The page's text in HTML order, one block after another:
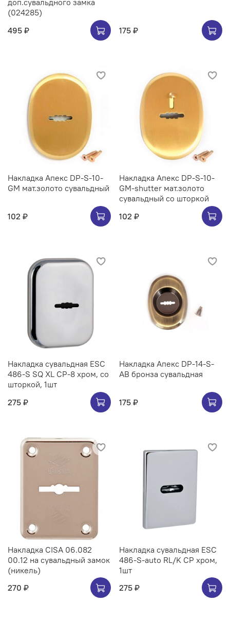
доп.сувальдного замка
(024285)
495 ₽
175 ₽
Накладка Апекс DP-S-10-
GM мат.золото сувальдный
102 ₽
Накладка Апекс DP-S-10-
GM-shutter мат.золото
сувальдный со шторкой
102 ₽
Накладка сувальдная ESC
486-S SQ XL CP-8 хром, со
шторкой, 1шт
275 ₽
Накладка Апекс DP-14-S-
AB бронза сувальдная
175 ₽
Накладка CISA 06.082
00.12 на сувальдный замок
(никель)
270 ₽
Накладка сувальдная ESC
486-S-auto RL/K CP хром,
1шт
275 ₽